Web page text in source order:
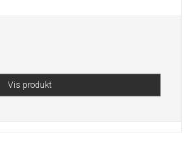
Vis produkt